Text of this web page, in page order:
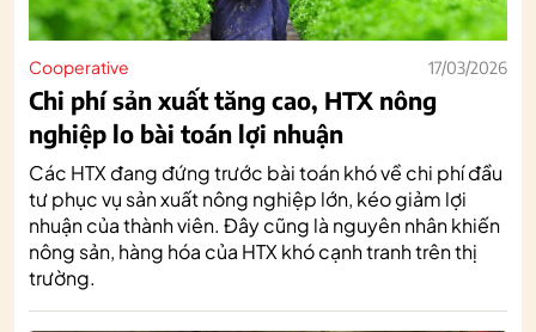
Cooperative 17/03/2026
Chi phí sản xuất tăng cao, HTX nông
nghiệp lo bài toán lợi nhuận
Các HTX đang đứng trước bài toán khó về chi phí đầu
tư phục vụ sản xuất nông nghiệp lớn, kéo giảm lợi
nhuận của thành viên. Đây cũng là nguyên nhân khiến
nông sản, hàng hóa của HTX khó cạnh tranh trên thị
trường.